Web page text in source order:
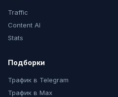
Traffic
Content AI
Stats
Подборки
Трафик в Telegram
Трафик в Max